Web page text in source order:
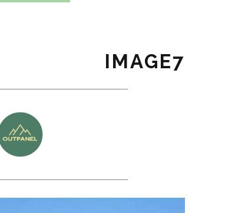
IMAGE7